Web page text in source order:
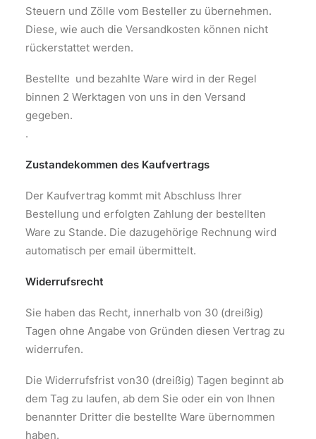
Steuern und Zölle vom Besteller zu übernehmen.
Diese, wie auch die Versandkosten können nicht
rückerstattet werden.
Bestellte und bezahlte Ware wird in der Regel
binnen 2 Werktagen von uns in den Versand
gegeben.
.
Zustandekommen des Kaufvertrags
Der Kaufvertrag kommt mit Abschluss Ihrer
Bestellung und erfolgten Zahlung der bestellten
Ware zu Stande. Die dazugehörige Rechnung wird
automatisch per email übermittelt.
Widerrufsrecht
Sie haben das Recht, innerhalb von 30 (dreißig)
Tagen ohne Angabe von Gründen diesen Vertrag zu
widerrufen.
Die Widerrufsfrist von30 (dreißig) Tagen beginnt ab
dem Tag zu laufen, ab dem Sie oder ein von Ihnen
benannter Dritter die bestellte Ware übernommen
haben.